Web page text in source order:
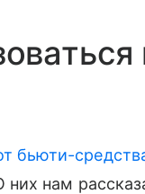
бьюти-
нам